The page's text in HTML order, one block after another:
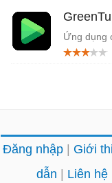
hơn 80
Ứng dụng
video
Đăng nhập Giới
dẫn
Liên hệ